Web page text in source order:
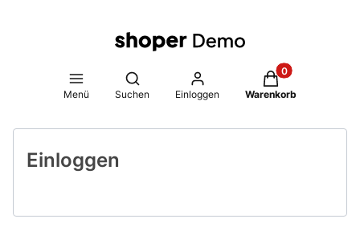
Menü
Suchmaschine öffnen
Suchen Einloggen
Produkte im
Warenkorb
Einloggen